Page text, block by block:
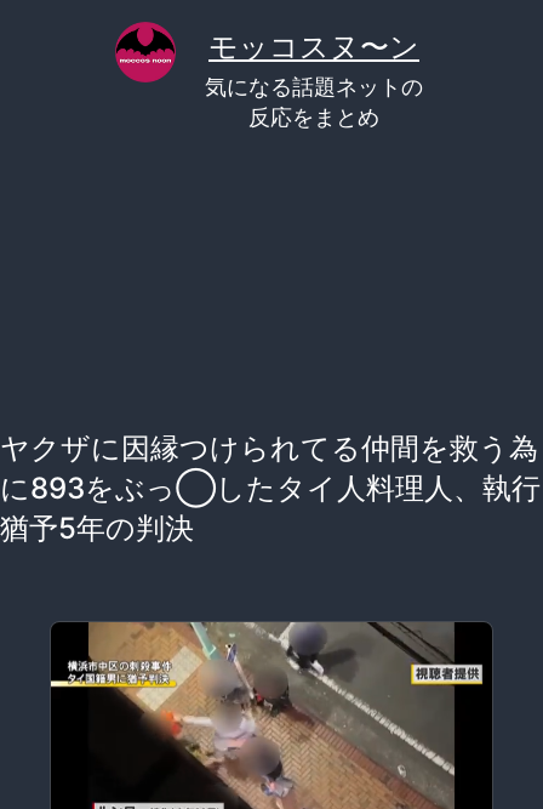
モッコスヌ〜ン
気になる話題ネットの
反応をまとめ
ヤクザに因縁つけられてる仲間を救う為
に893をぶっ◯したタイ人料理人、執行
猶予5年の判決